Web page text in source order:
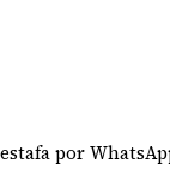
WhatsApp